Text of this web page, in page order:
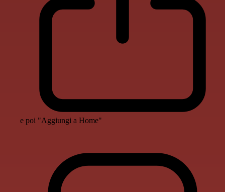
e poi "Aggiungi a Home"